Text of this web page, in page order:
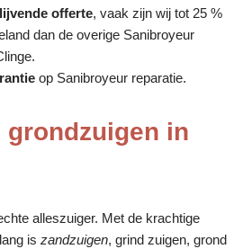
offerte, vaak zijn wij tot 25 %
dan de overige Sanibroyeur
op Sanibroyeur reparatie.
grondzuigen in
alleszuiger. Met de krachtige
is zandzuigen, grind zuigen, grond